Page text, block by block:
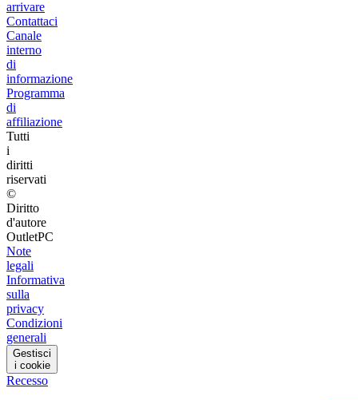
arrivare
Contattaci
Canale
interno
di
informazione
Programma
di
affiliazione
Tutti
i
diritti
riservati
©
Diritto
d'autore
OutletPC
Note
legali
Informativa
sulla
privacy
Condizioni
generali
Gestisci
i cookie
Recesso